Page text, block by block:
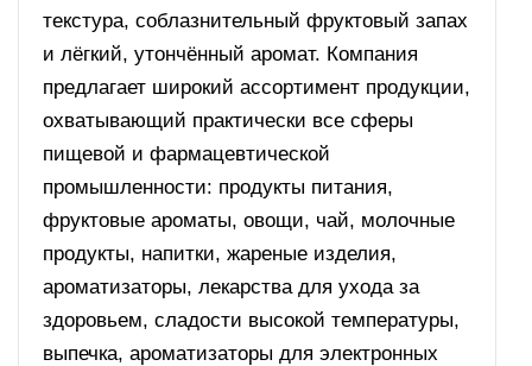
текстура, соблазнительный фруктовый запах
и лёгкий, утончённый аромат. Компания
предлагает широкий ассортимент продукции,
охватывающий практически все сферы
пищевой и фармацевтической
промышленности: продукты питания,
фруктовые ароматы, овощи, чай, молочные
продукты, напитки, жареные изделия,
ароматизаторы, лекарства для ухода за
здоровьем, сладости высокой температуры,
выпечка, ароматизаторы для электронных